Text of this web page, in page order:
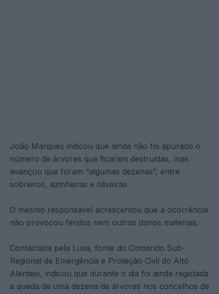
João Marques indicou que ainda não foi apurado o
número de árvores que ficaram destruídas, mas
avançou que foram “algumas dezenas”, entre
sobreiros, azinheiras e oliveiras.
O mesmo responsável acrescentou que a ocorrência
não provocou feridos nem outros danos materiais.
Contactada pela Lusa, fonte do Comando Sub-
Regional de Emergência e Proteção Civil do Alto
Alentejo, indicou que durante o dia foi ainda registada
a queda de uma dezena de árvores nos concelhos de